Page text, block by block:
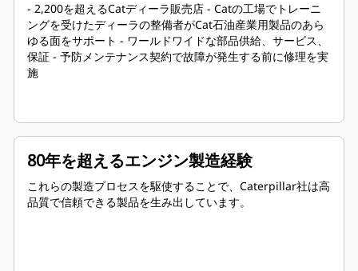
- 2,200を超えるCatディーラ販売店 - Catの工場でトレーニ
ングを受けたディーラの整備者がCat石油産業用製品のあら
ゆる面をサポート - ワールドワイドな部品供給、サービス、
保証 - 予防メンテナンス契約で故障が発生する前に修理を実
施
80年を超えるエンジン製造経験
これらの製造プロセスを駆使することで、Caterpillar社は高
品質で信頼できる製品を生み出しています。